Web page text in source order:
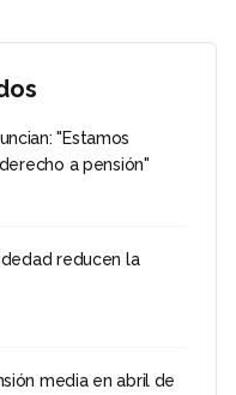
"Estamos
a pensión"
reducen la
media en abril de